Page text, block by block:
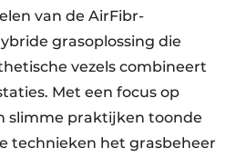
van de AirFibr-
grasoplossing die
vezels combineert
Met een focus op
slimme praktijken toonde
technieken het grasbeheer